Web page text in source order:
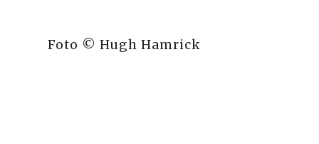
Foto © Hugh Hamrick